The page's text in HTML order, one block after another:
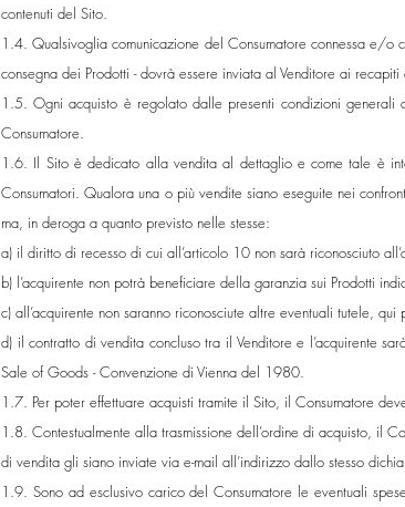
contenuti del Sito.
1.4. Qualsivoglia comunicazione del Consumatore connessa e/o
consegna dei Prodotti - dovrà essere inviata al Venditore ai
1.5. Ogni acquisto è regolato dalle presenti condizioni generali
Consumatore.
1.6. Il Sito è dedicato alla vendita al dettaglio e come tale è
Consumatori. Qualora una o più vendite siano eseguite nei
ma, in deroga a quanto previsto nelle stesse:
a) il diritto di recesso di cui all’articolo 10 non sarà riconosciuto
b) l’acquirente non potrà beneficiare della garanzia sui Prodotti
c) all’acquirente non saranno riconosciute altre eventuali tutele,
d) il contratto di vendita concluso tra il Venditore e l’acquirente
Sale of Goods - Convenzione di Vienna del 1980.
1.7. Per poter effettuare acquisti tramite il Sito, il Consumatore
1.8. Contestualmente alla trasmissione dell’ordine di acquisto, il
di vendita gli siano inviate via e-mail all’indirizzo dallo stesso
1.9. Sono ad esclusivo carico del Consumatore le eventuali